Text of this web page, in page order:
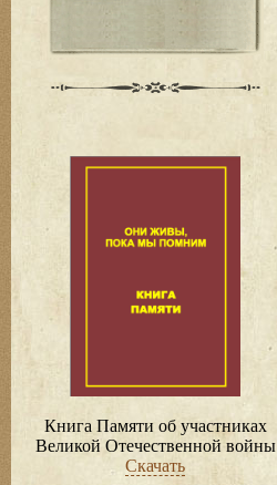
Книга Памяти об участниках
Великой Отечественной войны
Скачать